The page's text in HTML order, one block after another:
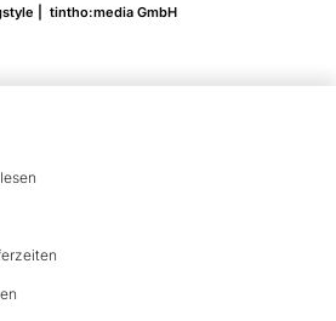
| tintho:media GmbH